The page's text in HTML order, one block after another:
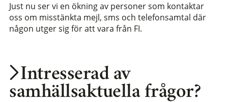
Intresserad av
samhällsaktuella frågor?
Just nu ser vi en ökning av personer som kontaktar
oss om misstänkta mejl, sms och telefonsamtal där
någon utger sig för att vara från FI.